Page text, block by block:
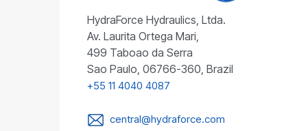
HydraForce Hydraulics, Ltda.
Av. Laurita Ortega Mari,
499 Taboao da Serra
Sao Paulo, 06766-360, Brazil
+55 11 4040 4087
central@hydraforce.com